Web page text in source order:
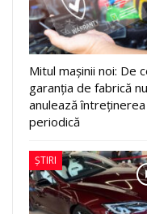
Mitul mașinii noi: De
garanția de fabrică nu
anulează întreținerea
periodică
ȘTIRI